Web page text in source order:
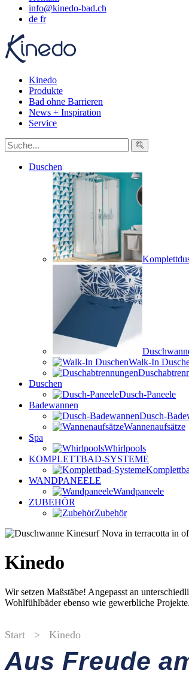
info@kinedo-bad.ch
de fr
Kinedo
Produkte
Bad ohne Barrieren
News + Inspiration
Service
Duschen
Walk-In
Duschen
Dusch-Paneele
Badewannen
Dusch-
Wannenaufsätze
Spa
Whirlpools
KOMPLETTBAD-SYSTEME
WANDPANEELE
Wandpaneele
ZUBEHÖR
Zubehör
Kinedo
Wir setzen Maßstäbe! Angepasst an
Wohlfühlbäder ebenso wie gewerbliche Projekte.
Start > Kinedo
Aus Freude